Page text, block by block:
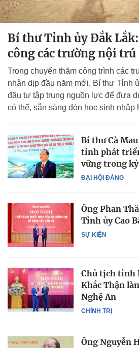
Bí thư Tỉnh ủy Đắk
công các trường nội trú
Trong chuyến thăm công trình các
nhân dịp đầu năm mới, Bí thư Tỉnh
đầu tư tập trung nguồn lực để đưa
có thể, sẵn sàng đón học sinh nhập
ĐẠI HỘI ĐẢNG
Bí thư Cà
tỉnh phát
vững trong
SỰ KIỆN
Ông Phan
Tỉnh ủy Cao
CHÍNH TRỊ
Chủ tịch tỉnh
Khắc Thận
Nghệ An
Ông Nguyễn